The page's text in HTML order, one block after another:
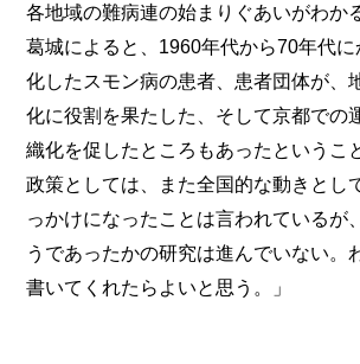
各地域の難病連の始まりぐあいがわか
葛城によると、1960年代から70年代に
化したスモン病の患者、患者団体が、
化に役割を果たした、そして京都での
織化を促したところもあったというこ
政策としては、また全国的な動きとし
っかけになったことは言われているが
うであったかの研究は進んでいない。
書いてくれたらよいと思う。」